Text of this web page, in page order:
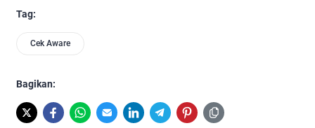
Tag:
Cek Aware
Bagikan: